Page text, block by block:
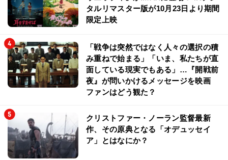
タルリマスター版が10月23日より期間
限定上映
「戦争は突然ではなく人々の選択の積
み重ねで始まる」「いま、私たちが直
面している現実でもある」…『開戦前
夜』が問いかけるメッセージを映画
ファンはどう観た？
クリストファー・ノーラン監督最新
作、その原典となる「オデュッセイ
ア」とはなにか？